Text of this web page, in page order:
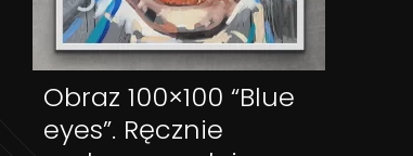
Obraz 100×100 “Blue
eyes”. Ręcznie
DODAJ DO KOSZYKA